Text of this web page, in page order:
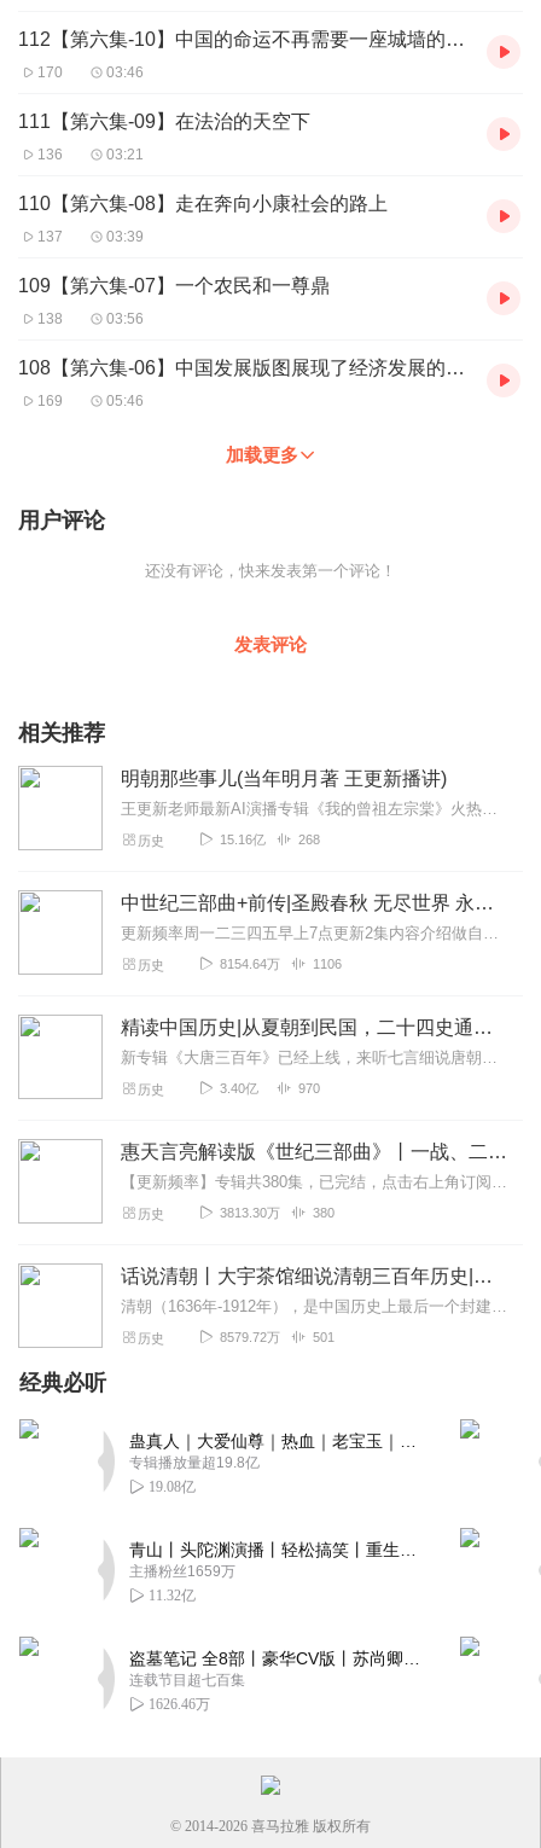
112【第六集-10】中国的命运不再需要一座城墙的守护
170 03:46
111【第六集-09】在法治的天空下
136 03:21
110【第六集-08】走在奔向小康社会的路上
137 03:39
109【第六集-07】一个农民和一尊鼎
138 03:56
108【第六集-06】中国发展版图展现了经济发展的态势
169 05:46
加载更多
用户评论
还没有评论，快来发表第一个评论！
发表评论
相关推荐
明朝那些事儿(当年明月著 王更新播讲)
王更新老师最新AI演播专辑《我的曾祖左宗棠》火热更新中！从曾孙视角看帝国脊梁左宗棠的B面人生！【大咖推荐】明月的写作不仅笔锋活泼幽默，而且加进了自己的感悟，这就...
历史 15.16亿 268
中世纪三部曲+前传|圣殿春秋 无尽世界 永恒火焰 暗夜与黎明|惠天言亮解读版
更新频率周一二三四五早上7点更新2集内容介绍做自己喜欢的事，直到世界为你改变。言亮、惠天，为你解读世界级畅销IP--肯·福莱特《中世纪三部曲》+前传《暗夜与...
历史 8154.64万 1106
精读中国历史|从夏朝到民国，二十四史通史解析，中华上下五千年
新专辑《大唐三百年》已经上线，来听七言细说唐朝三百年历史吧。点击即可跳转收听。【精读中国历史】立足正史，现代阐释。溯本清源，守正创新。比小说还精彩的正说中国历...
历史 3.40亿 970
惠天言亮解读版《世纪三部曲》丨一战、二战、冷战
【更新频率】专辑共380集，已完结，点击右上角订阅按钮，VIP免费听！【社群福利】2024熊猫君听书社群全新升级，欢迎熊猫君的粉丝听友们入群交流，更多新鲜玩法和...
历史 3813.30万 380
话说清朝丨大宇茶馆细说清朝三百年历史|从努尔哈赤到末代皇帝溥仪|康熙雍正乾隆
清朝（1636年-1912年），是中国历史上最后一个封建王朝，共传十二帝，统治者为爱新觉罗氏。从努尔哈赤建立后金起，总计296年。从皇太极改国号为清起，国祚27...
历史 8579.72万 501
经典必听
专辑播放量超19.8亿
19.08亿
主播粉丝1659万
11.32亿
连载节目超七百集
1626.46万
© 2014-2026 喜马拉雅 版权所有